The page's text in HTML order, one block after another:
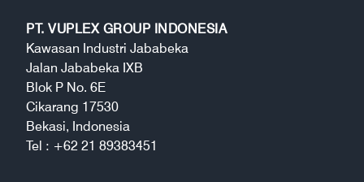
PT. VUPLEX GROUP INDONESIA
Kawasan Industri Jababeka
Jalan Jababeka IXB
Blok P No. 6E
Cikarang 17530
Bekasi, Indonesia
Tel : +62 21 89383451